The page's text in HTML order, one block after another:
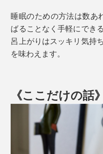
睡眠のための方法は数あ
ばることなく手軽にでき
呂上がりはスッキリ気持
を味わえます。
《ここだけの話